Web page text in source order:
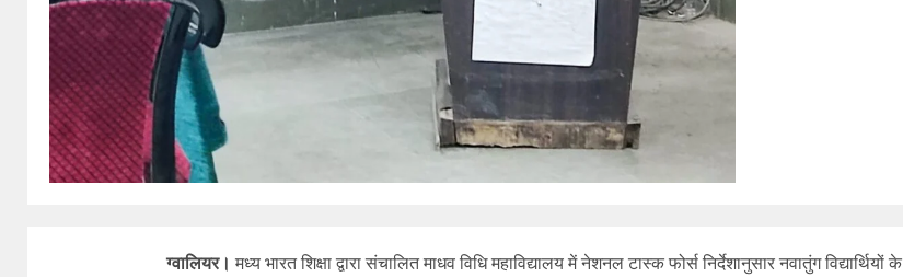
ग्वालियर। मध्य भारत शिक्षा द्वारा संचालित माधव विधि महाविद्यालय में नेशनल टास्क फोर्स निर्देशानुसार नवातुंग विद्यार्थियों के